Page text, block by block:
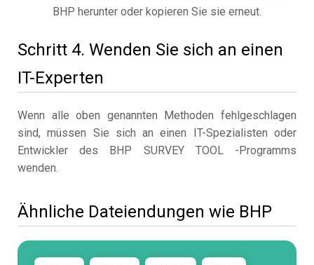
BHP herunter oder kopieren Sie sie erneut.
Schritt 4. Wenden Sie sich an einen
IT-Experten
Wenn alle oben genannten Methoden fehlgeschlagen
sind, müssen Sie sich an einen IT-Spezialisten oder
Entwickler des BHP SURVEY TOOL -Programms
wenden.
Ähnliche Dateiendungen wie BHP